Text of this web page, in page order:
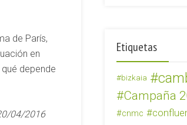
de París,
en
depende
04/2016
Etiquetas
bizkaia
Campaña
cnmc